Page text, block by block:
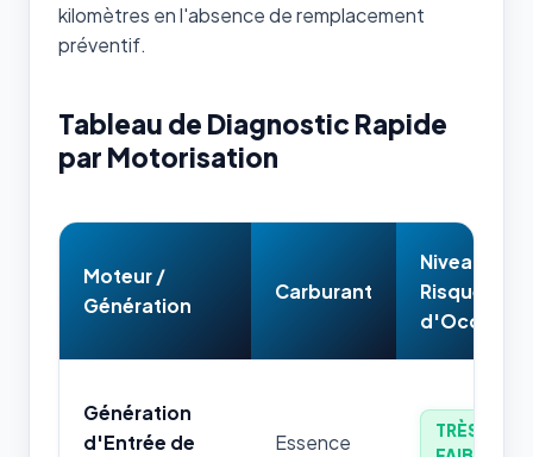
kilomètres en l'absence de remplacement
préventif.
Tableau de Diagnostic Rapide
par Motorisation
Moteur /
Génération
Carburant
Niveau de
Risque
d'Occasion
Génération
d'Entrée de
Essence
TRÈS